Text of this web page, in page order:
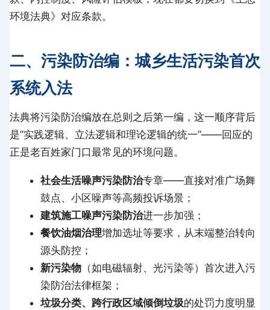
环境法典》对应条款。
二、污染防治编：城乡生活污染首次
系统入法
法典将污染防治编放在总则之后第一编，这一顺序背后
是”实践逻辑、立法逻辑和理论逻辑的统一”——回应的
正是老百姓家门口最常见的环境问题。
社会生活噪声污染防治专章——直接对准广场舞
鼓点、小区噪声等高频投诉场景；
建筑施工噪声污染防治进一步加强；
餐饮油烟治理增加选址等要求，从末端整治转向
源头防控；
新污染物 （如电磁辐射、光污染等）首次进入污
染防治法律框架；
垃圾分类、跨行政区域倾倒垃圾的处罚力度明显